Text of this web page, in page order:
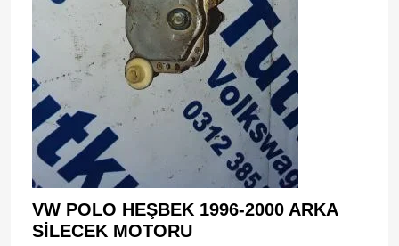
VW POLO HEŞBEK 1996-2000 ARKA
SİLECEK MOTORU